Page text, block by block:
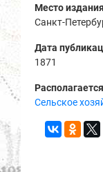
Место
Санкт-
Дата
1871
Сельское